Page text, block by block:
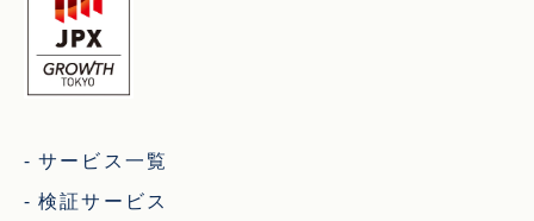
サービス一覧
検証サービス